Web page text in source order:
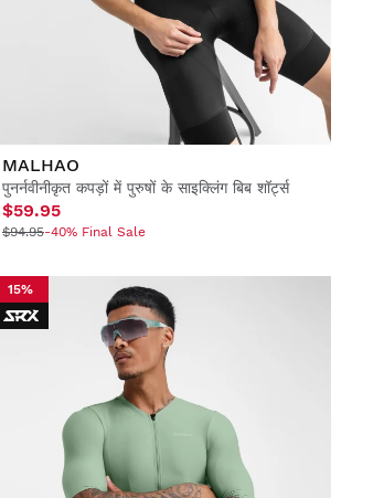
MALHAO
पुनर्नवीनीकृत कपड़ों में पुरुषों के साइक्लिंग बिब शॉर्ट्स
$59.95
$94.95-40% Final Sale
15%